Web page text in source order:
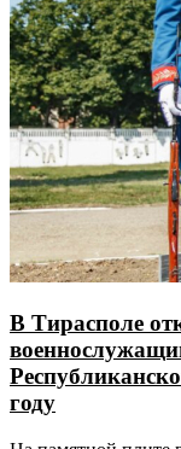
В Тирасполе
году